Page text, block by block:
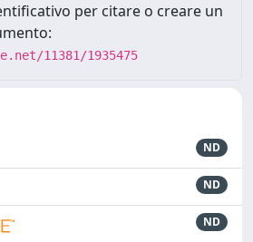
per citare o creare un
11381/1935475
ND
ND
ND